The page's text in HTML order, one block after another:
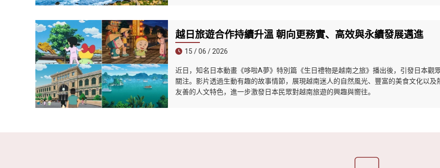
越日旅遊合作持續升溫 朝向更務實、高效與永續發展邁進
15 / 06 / 2026
近日，知名日本動畫《哆啦A夢》特別篇《生日禮物是越南之旅》播出後，引發日本觀
關注。影片透過生動有趣的故事情節，展現越南迷人的自然風光、豐富的美食文化以及
友善的人文特色，進一步激發日本民眾對越南旅遊的興趣與嚮往。